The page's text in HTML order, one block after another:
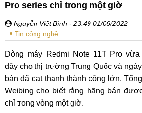
Pro series chỉ trong một giờ
Nguyễn Viết Bình - 23:49 01/06/2022
Tin công nghệ
Dòng máy Redmi Note 11T Pro
đây cho thị trường Trung Quốc và
bán đã đạt thành thành công lớn.
Weibing cho biết rằng hãng bán
chỉ trong vòng một giờ.